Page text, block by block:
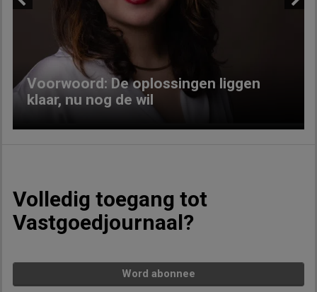
Voorwoord: De oplossingen liggen
klaar, nu nog de wil
Volledig toegang tot
Vastgoedjournaal?
Word abonnee